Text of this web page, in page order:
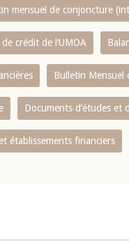
mensuel de conjoncture
crédit de l‘UMOA
Bulletin Mensuel
Documents d’études et
établissements financiers